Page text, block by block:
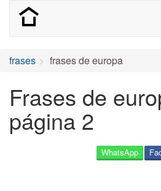
frases frases de europa
Frases de
página 2
WhatsApp